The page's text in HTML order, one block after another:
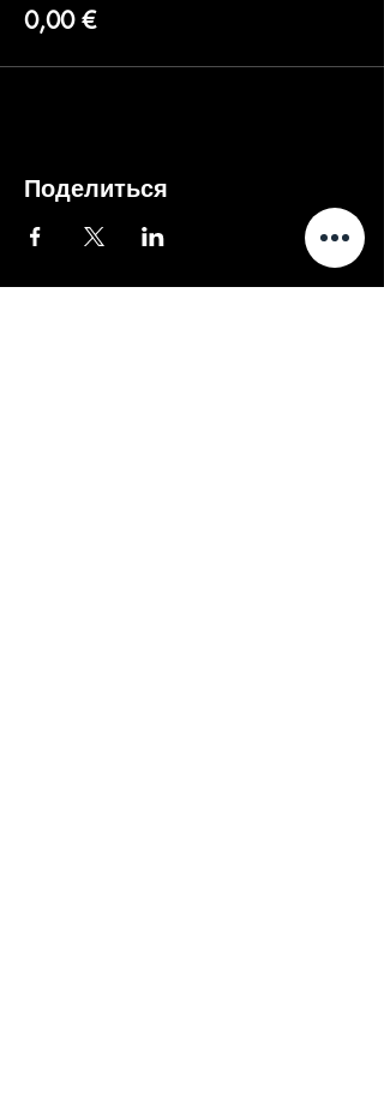
0,00 €
Поделиться